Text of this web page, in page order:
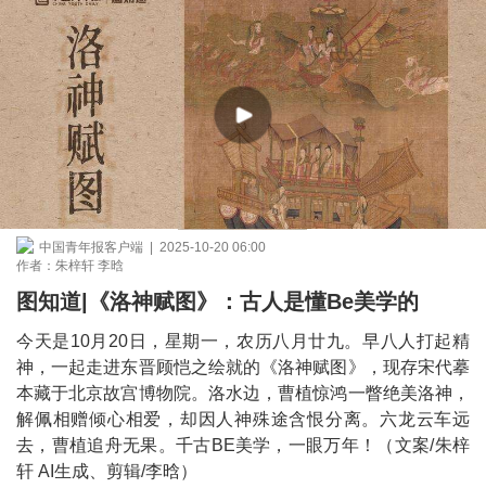
中国青年报客户端 | 2025-10-20 06:00
作者：朱梓轩 李晗
图知道|《洛神赋图》：古人是懂Be美学的
今天是10月20日，星期一，农历八月廿九。早八人打起精
神，一起走进东晋顾恺之绘就的《洛神赋图》，现存宋代摹
本藏于北京故宫博物院。洛水边，曹植惊鸿一瞥绝美洛神，
解佩相赠倾心相爱，却因人神殊途含恨分离。六龙云车远
去，曹植追舟无果。千古BE美学，一眼万年！（文案/朱梓
轩 AI生成、剪辑/李晗）